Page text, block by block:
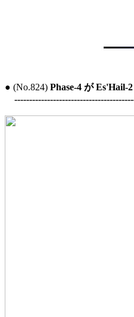
● (No.824) Phase-4 が Es'Hail-